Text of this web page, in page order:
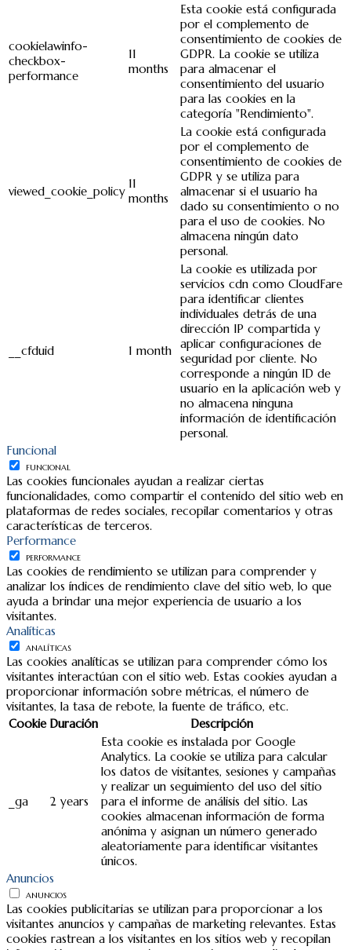
cookielawinfo-
checkbox-
performance
11
months
Esta cookie está configurada
por el complemento de
consentimiento de cookies de
GDPR. La cookie se utiliza
para almacenar el
consentimiento del usuario
para las cookies en la
categoría "Rendimiento".
viewed_cookie_policy
11
months
La cookie está configurada
por el complemento de
consentimiento de cookies de
GDPR y se utiliza para
almacenar si el usuario ha
dado su consentimiento o no
para el uso de cookies. No
almacena ningún dato
personal.
__cfduid 1 month
La cookie es utilizada por
servicios cdn como CloudFare
para identificar clientes
individuales detrás de una
dirección IP compartida y
aplicar configuraciones de
seguridad por cliente. No
corresponde a ningún ID de
usuario en la aplicación web y
no almacena ninguna
información de identificación
personal.
Funcional
FUNCIONAL
Las cookies funcionales ayudan a realizar ciertas
funcionalidades, como compartir el contenido del sitio web en
plataformas de redes sociales, recopilar comentarios y otras
características de terceros.
Performance
PERFORMANCE
Las cookies de rendimiento se utilizan para comprender y
analizar los índices de rendimiento clave del sitio web, lo que
ayuda a brindar una mejor experiencia de usuario a los
visitantes.
Analíticas
ANALÍTICAS
Las cookies analíticas se utilizan para comprender cómo los
visitantes interactúan con el sitio web. Estas cookies ayudan a
proporcionar información sobre métricas, el número de
visitantes, la tasa de rebote, la fuente de tráfico, etc.
Cookie Duración Descripción
_ga 2 years
Esta cookie es instalada por Google
Analytics. La cookie se utiliza para calcular
los datos de visitantes, sesiones y campañas
y realizar un seguimiento del uso del sitio
para el informe de análisis del sitio. Las
cookies almacenan información de forma
anónima y asignan un número generado
aleatoriamente para identificar visitantes
únicos.
Anuncios
ANUNCIOS
Las cookies publicitarias se utilizan para proporcionar a los
visitantes anuncios y campañas de marketing relevantes. Estas
cookies rastrean a los visitantes en los sitios web y recopilan